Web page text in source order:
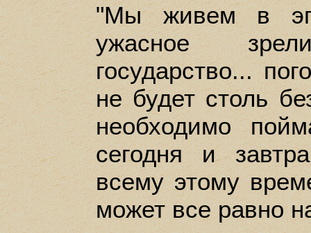
"Мы живем в
ужасное
государство...
не будет столь
необходимо
сегодня и
всему этому
может все равно